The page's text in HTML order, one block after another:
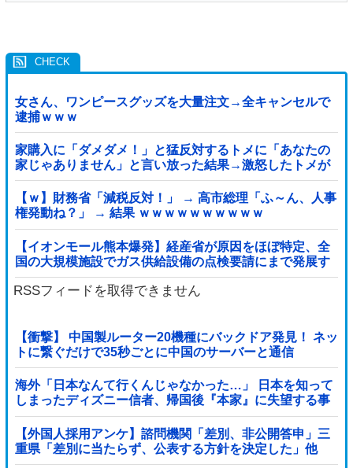
女さん、ワンピースグッズを大量注文→全キャンセルで
逮捕ｗｗｗ
家購入に「ダメダメ！」と猛反対するトメに「あなたの
家じゃありません」と言い放った結果→激怒したトメが
自ら〇〇を口にして最高の展開へｗｗｗｗｗｗ
【ｗ】財務省「減税反対！」 → 高市総理「ふ～ん、人事
権発動ね？」 → 結果 ｗｗｗｗｗｗｗｗｗｗ
【イオンモール熊本爆発】経産省が原因をほぼ特定、全
国の大規模施設でガス供給設備の点検要請にまで発展す
る事態に・・・【PICKUP】
RSSフィードを取得できません
【衝撃】 中国製ルーター20機種にバックドア発見！ ネッ
トに繋ぐだけで35秒ごとに中国のサーバーと通信
海外「日本なんて行くんじゃなかった…」 日本を知って
しまったディズニー信者、帰国後『本家』に失望する事
態に
【外国人採用アンケ】諮問機関「差別、非公開答申」三
重県「差別に当たらず、公表する方針を決定した」他